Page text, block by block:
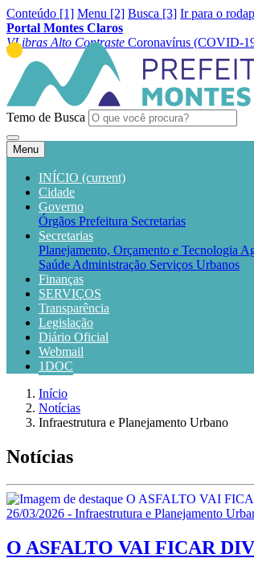
Conteúdo [1] Menu [2] Busca [3] Ir para o
Portal Montes Claros
VLibras Alto Contraste Coronavírus (COVID-
Temo de Busca
Menu
INÍCIO (current)
Cidade
Governo
Órgãos Prefeitura Secretarias
Secretarias
Planejamento, Orçamento e Tecnologia
Saúde Administração Serviços Urbanos
Finanças
SERVIÇOS
Transparência
Legislação
Diário Oficial
Webmail
1DOC
Início
Notícias
Infraestrutura e Planejamento Urbano
Notícias
26/03/2026 - Infraestrutura e Planejamento
O ASFALTO VAI FICAR